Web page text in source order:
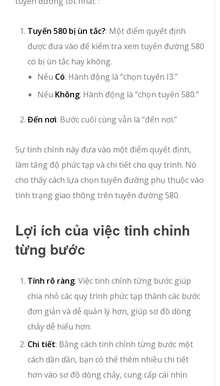
Tuyến 580 bị ùn tắc?: Một điểm quyết định
được đưa vào để kiểm tra xem tuyến đường 580
có bị ùn tắc hay không.
Nếu Có: Hành động là “chọn tuyến I3.”
Nếu Không: Hành động là “chọn tuyến 580.”
Đến nơi: Bước cuối cùng vẫn là “đến nơi.”
Sự tinh chỉnh này đưa vào một điểm quyết định,
làm tăng độ phức tạp và chi tiết cho quy trình. Nó
cho thấy cách lựa chọn tuyến đường phụ thuộc vào
tình trạng giao thông trên tuyến đường 580.
Lợi ích của việc tinh chỉnh
từng bước
Tính rõ ràng: Việc tinh chỉnh từng bước giúp
chia nhỏ các quy trình phức tạp thành các bước
đơn giản và dễ quản lý hơn, giúp sơ đồ dòng
chảy dễ hiểu hơn.
Chi tiết: Bằng cách tinh chỉnh từng bước một
cách dần dần, bạn có thể thêm nhiều chi tiết
hơn vào sơ đồ dòng chảy, cung cấp cái nhìn